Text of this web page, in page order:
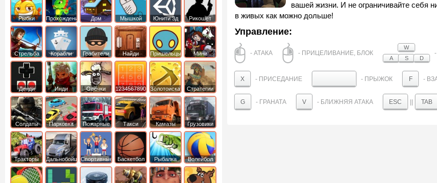
вашей жизни. И не ограничивайте себя
в живых как можно дольше!
Управление:
- АТАКА - ПРИЦЕЛИВАНИЕ, БЛОК
W
A
S D
X - ПРИСЕДАНИЕ - ПРЫЖОК F -
G - ГРАНАТА V - БЛИЖНЯЯ АТАКА ESC || TAB
Рыбки Прохождение Дом Мышкой Юнити 3д Рикошет
Cтрельба
из лука
Корабли Грабители
Найди
выход
Пришельцы Мини
Денди Инди
Овечки
идут домой
1234567890 ЗолотоискательСтратегии
Солдаты
Парковка
машин
Пожарные
машины
Такси Камазы Грузовики
Тракторы ДальнобойщикиСпортивные Баскетбол Рыбалка Волейбол